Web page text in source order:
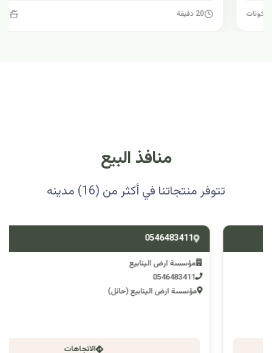
منافذ البيع
تتوفر منتجاتنا في أكثر من (16) مدينه
0546483411
مؤسسة ارض الينابيع
مؤسسة ارض الينابيع (حائل)